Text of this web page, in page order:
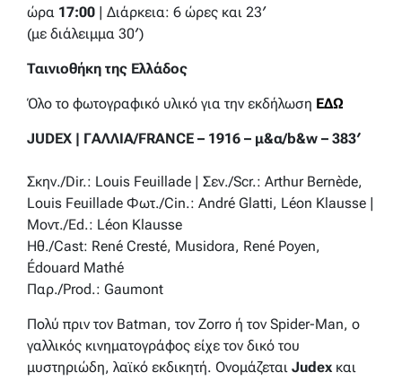
ώρα 17:00 | Διάρκεια: 6 ώρες και 23′
(με διάλειμμα 30′)
Ταινιοθήκη της Ελλάδος
Όλο το φωτογραφικό υλικό για την εκδήλωση ΕΔΩ
JUDEX | ΓΑΛΛΙΑ/FRANCE – 1916 – μ&α/b&w – 383′
Σκην./Dir.: Louis Feuillade | Σεν./Scr.: Arthur Bernède,
Louis Feuillade Φωτ./Cin.: André Glatti, Léon Klausse |
Μοντ./Ed.: Léon Klausse
Ηθ./Cast: René Cresté, Musidora, René Poyen,
Édouard Mathé
Παρ./Prod.: Gaumont
Πολύ πριν τον Batman, τον Zorro ή τον Spider-Man, ο
γαλλικός κινηματογράφος είχε τον δικό του
μυστηριώδη, λαϊκό εκδικητή. Ονομάζεται Judex και